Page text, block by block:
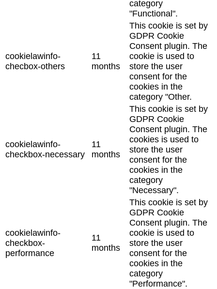
category
"Functional".
cookielawinfo-
checbox-others
11
months
This cookie is set by
GDPR Cookie
Consent plugin. The
cookie is used to
store the user
consent for the
cookies in the
category "Other.
cookielawinfo-
checkbox-necessary
11
months
This cookie is set by
GDPR Cookie
Consent plugin. The
cookies is used to
store the user
consent for the
cookies in the
category
"Necessary".
cookielawinfo-
checkbox-
performance
11
months
This cookie is set by
GDPR Cookie
Consent plugin. The
cookie is used to
store the user
consent for the
cookies in the
category
"Performance".